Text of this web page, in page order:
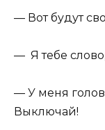
— Вот будут
— Я тебе
— У меня
Выключай!